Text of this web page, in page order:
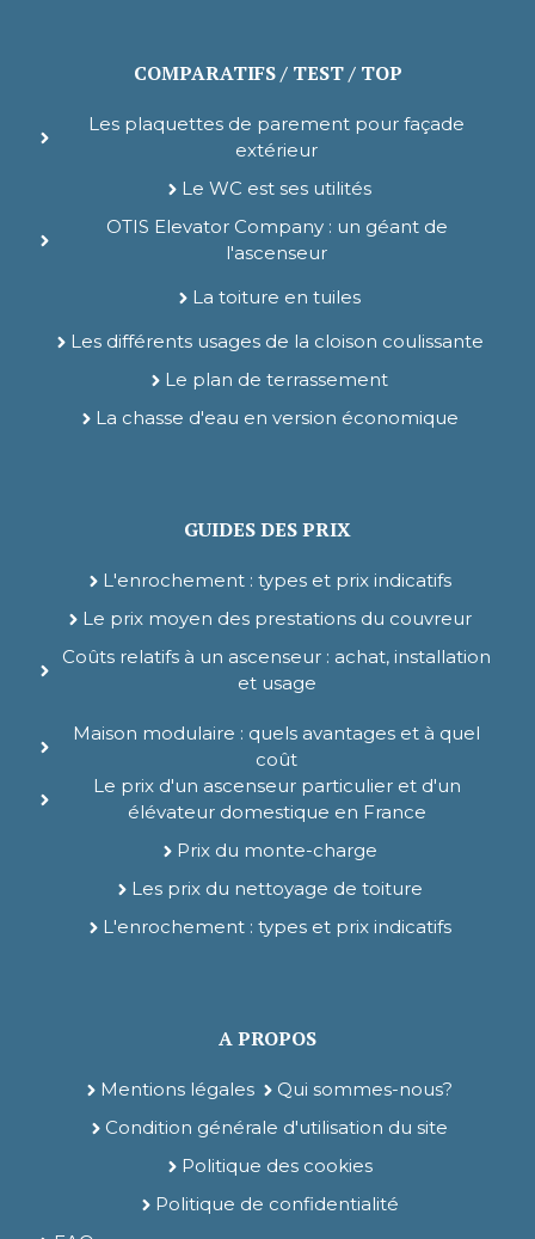
COMPARATIFS / TEST / TOP
Les plaquettes de parement pour façade
extérieur
Le WC est ses utilités
OTIS Elevator Company : un géant de
l'ascenseur
La toiture en tuiles
Les différents usages de la cloison coulissante
Le plan de terrassement
La chasse d'eau en version économique
GUIDES DES PRIX
L'enrochement : types et prix indicatifs
Le prix moyen des prestations du couvreur
Coûts relatifs à un ascenseur : achat, installation
et usage
Maison modulaire : quels avantages et à quel
coût
Le prix d'un ascenseur particulier et d'un
élévateur domestique en France
Prix du monte-charge
Les prix du nettoyage de toiture
L'enrochement : types et prix indicatifs
A PROPOS
Mentions légales
Qui sommes-nous?
Condition générale d'utilisation du site
Politique des cookies
Politique de confidentialité